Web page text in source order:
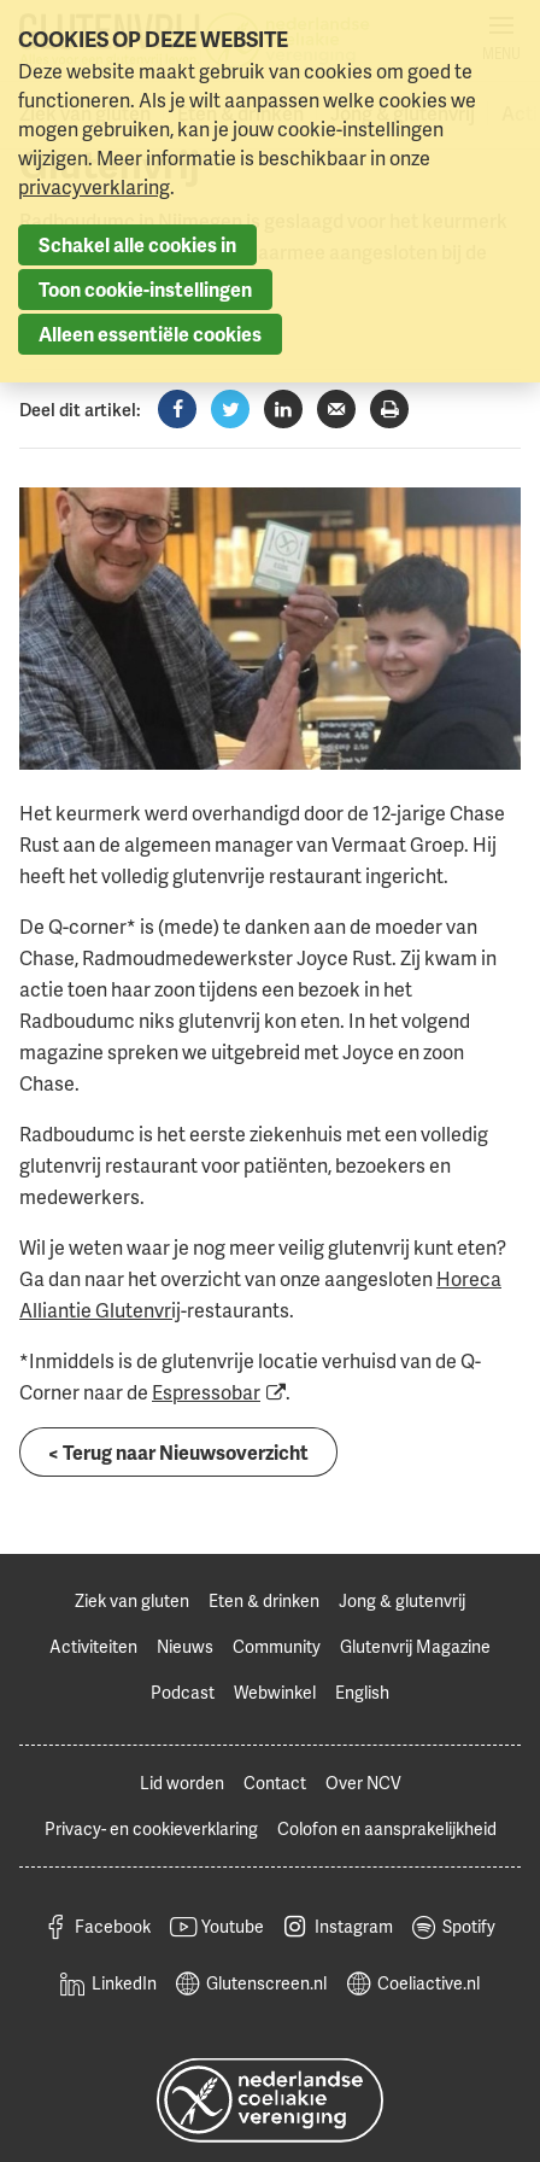
Naar menu Naar hoofdinhoud
Ziek van gluten Eten & drinken Jong & glutenvrij
Radboudumc aangesloten
bij Horeca Alliantie
Glutenvrij
Radboudumc in Nijmegen is geslaagd voor het keurmerk
Zorgeloos Glutenvrij, en is daarmee aangesloten bij de
Horeca Alliantie Glutenvrij.
3 maart 2023
Deel dit artikel:
Facebook
TwitterLinkedInVerzenden
Printen
Het keurmerk werd overhandigd door de 12-jarige Chase
Rust aan de algemeen manager van Vermaat Groep. Hij
heeft het volledig glutenvrije restaurant ingericht.
De Q-corner* is (mede) te danken aan de moeder van
Chase, Radmoudmedewerkster Joyce Rust. Zij kwam in
actie toen haar zoon tijdens een bezoek in het
Radboudumc niks glutenvrij kon eten. In het volgend
magazine spreken we uitgebreid met Joyce en zoon
Chase.
Radboudumc is het eerste ziekenhuis met een volledig
glutenvrij restaurant voor patiënten, bezoekers en
medewerkers.
Wil je weten waar je nog meer veilig glutenvrij kunt eten?
Ga dan naar het overzicht van onze aangeslotenHoreca
Alliantie Glutenvrij-restaurants.
*Inmiddels is de glutenvrije locatie verhuisd van de Q-
Corner naar de Espressobar .
< Terug naar Nieuwsoverzicht
Ziek van gluten Eten & drinken
Jong & glutenvrij
Activiteiten
Nieuws Community
Glutenvrij Magazine
Podcast
Webwinkel English
Lid worden Contact
Over NCV
Privacy- en cookieverklaring
Colofon en aansprakelijkheid
Facebook Youtube Instagram Spotify
LinkedIn Glutenscreen.nl Coeliactive.nl
COOKIES OP DEZE WEBSITE
Deze website maakt gebruik van cookies om goed te
functioneren. Als je wilt aanpassen welke cookies we
mogen gebruiken, kan je jouw cookie-instellingen
wijzigen. Meer informatie is beschikbaar in onze
privacyverklaring.
Schakel alle cookies in
Toon cookie-instellingen
Alleen essentiële cookies